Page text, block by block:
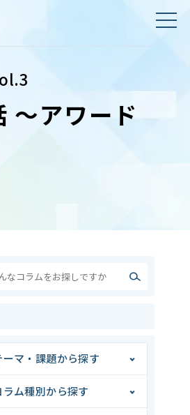
〜アワード
ーマ・課題から探す
ラム種別から探す